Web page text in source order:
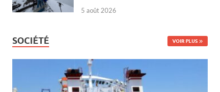
5 août 2026
SOCIÉTÉ VOIR PLUS